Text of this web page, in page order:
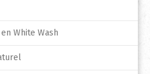
White Wash